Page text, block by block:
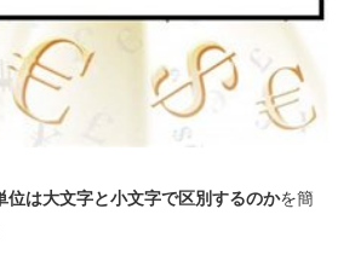
位は大文字と小文字で区別するのかを簡